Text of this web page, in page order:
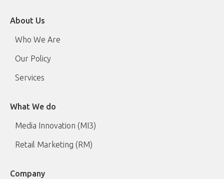
About Us
Who We Are
Our Policy
Services
What We do
Media Innovation (MI3)
Retail Marketing (RM)
Company